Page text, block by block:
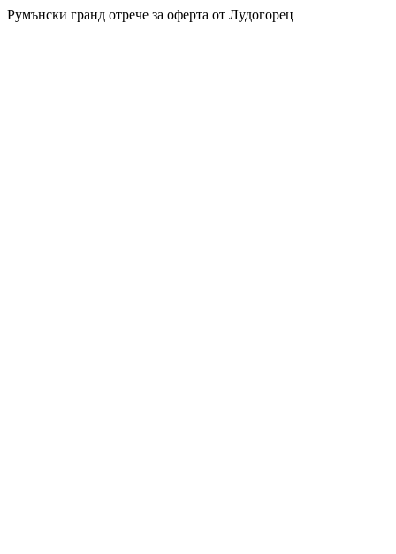
Румънски гранд отрече за оферта от Лудогорец